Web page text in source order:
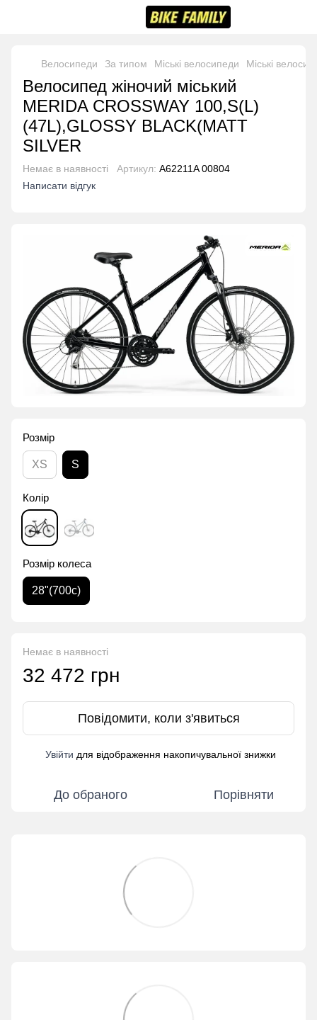
Велосипеди За типом Міські велосипеди Міські
Велосипед жіночий міський
MERIDA CROSSWAY 100,S(L)
(47L),GLOSSY BLACK(MATT
SILVER
Немає в наявності Артикул: A62211A 00804
Написати відгук
Розмір
XS S
Колір
Розмір колеса
28"(700с)
Немає в наявності
32 472 грн
Повідомити, коли з'явиться
Увійти для відображення накопичувальної знижки
До обраного Порівняти